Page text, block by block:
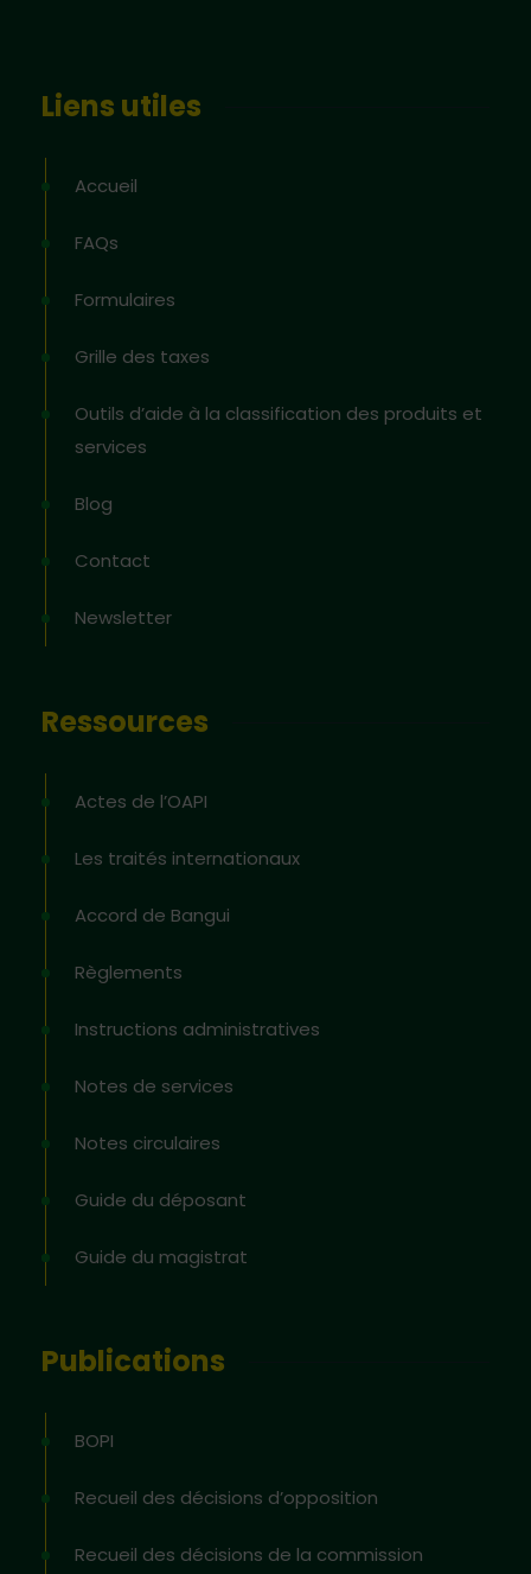
Liens utiles
Accueil
FAQs
Formulaires
Grille des taxes
Outils d’aide à la classification des produits et
services
Blog
Contact
Newsletter
Ressources
Actes de l’OAPI
Les traités internationaux
Accord de Bangui
Règlements
Instructions administratives
Notes de services
Notes circulaires
Guide du déposant
Guide du magistrat
Publications
BOPI
Recueil des décisions d’opposition
Recueil des décisions de la commission